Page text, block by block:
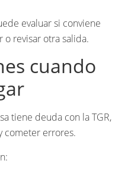
evaluar si conviene
o revisar otra salida.
cuando
tiene deuda con la TGR,
cometer errores.